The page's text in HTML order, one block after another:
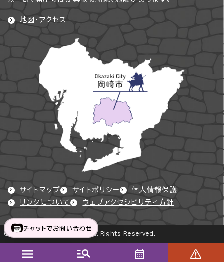
地図・アクセス
サイトマップ サイトポリシー
個人情報保護
リンクについて
ウェブアクセシビリティ方針
Copyright © Okazaki City All Rights Reserved.
チャットでお問い合わせ